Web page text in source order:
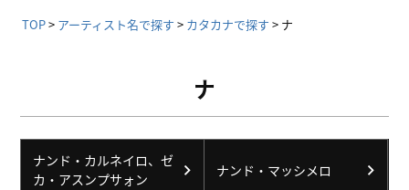
TOP アーティスト名で探す カタカナで探す ナ
ナ
ナンド・カルネイロ、ゼ
カ・アスンプサォン
ナンド・マッシメロ